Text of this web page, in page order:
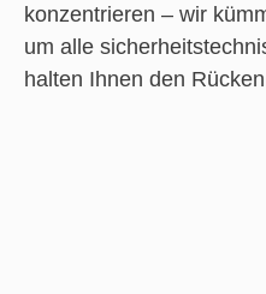
konzentrieren – wir
um alle
halten Ihnen den